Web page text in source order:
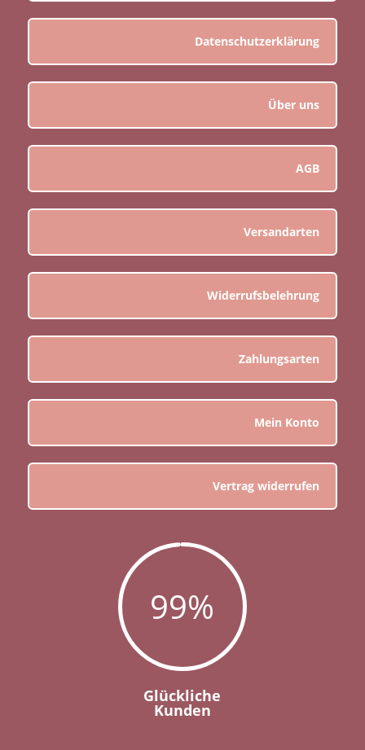
Datenschutzerklärung
Über uns
AGB
Versandarten
Widerrufsbelehrung
Zahlungsarten
Mein Konto
Vertrag widerrufen
99%
Glückliche
Kunden